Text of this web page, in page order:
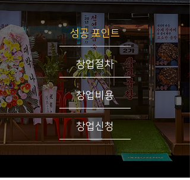
성공 포인트
창업절차
창업비용
창업신청